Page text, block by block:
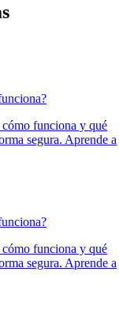
cómo funciona y qué
segura. Aprende a
cómo funciona y qué
segura. Aprende a